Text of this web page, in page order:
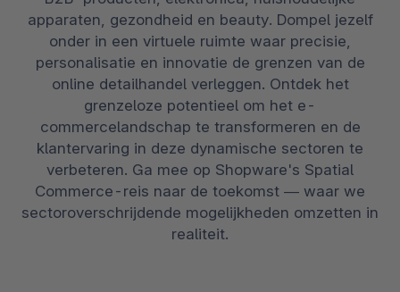
apparaten, gezondheid en beauty. Dompel jezelf
onder in een virtuele ruimte waar precisie,
personalisatie en innovatie de grenzen van de
online detailhandel verleggen. Ontdek het
grenzeloze potentieel om het e-
commercelandschap te transformeren en de
klantervaring in deze dynamische sectoren te
verbeteren. Ga mee op Shopware's Spatial
Commerce-reis naar de toekomst — waar we
sectoroverschrijdende mogelijkheden omzetten in
realiteit.